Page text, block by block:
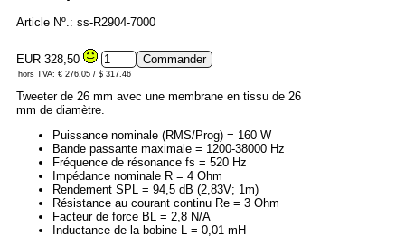
Article Nº.: ss-R2904-7000
EUR 328,50
hors TVA: € 276.05 / $ 317.46
Tweeter de 26 mm avec une membrane en tissu de 26
mm de diamètre.
Puissance nominale (RMS/Prog) = 160 W
Bande passante maximale = 1200-38000 Hz
Fréquence de résonance fs = 520 Hz
Impédance nominale R = 4 Ohm
Rendement SPL = 94,5 dB (2,83V; 1m)
Résistance au courant continu Re = 3 Ohm
Facteur de force BL = 2,8 N/A
Inductance de la bobine L = 0,01 mH